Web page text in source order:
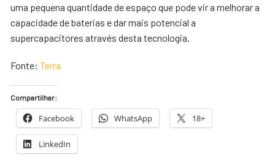
uma pequena quantidade de espaço que pode vir a melhorar a
capacidade de baterias e dar mais potencial a
supercapacitores através desta tecnologia.
Fonte:Terra
Compartilhar:
Facebook WhatsApp 18+
LinkedIn